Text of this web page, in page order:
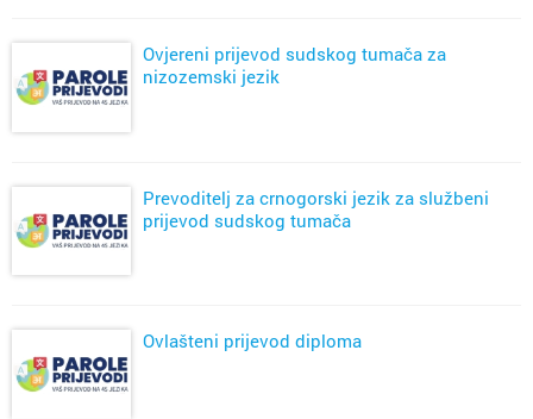
Ovjereni prijevod sudskog tumača za
nizozemski jezik
Prevoditelj za crnogorski jezik za službeni
prijevod sudskog tumača
Ovlašteni prijevod diploma